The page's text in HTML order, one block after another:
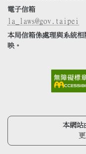
電子信箱
la_laws@gov.taipei
本局信箱係處理與系統
映。
本網站